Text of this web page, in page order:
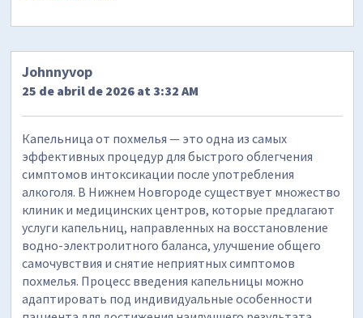
Johnnyvop
25 de abril de 2026 at 3:32 AM
Капельница от похмелья — это одна из самых
эффективных процедур для быстрого облегчения
симптомов интоксикации после употребления
алкоголя. В Нижнем Новгороде существует множество
клиник и медицинских центров, которые предлагают
услуги капельниц, направленных на восстановление
водно-электролитного баланса, улучшение общего
самочувствия и снятие неприятных симптомов
похмелья. Процесс введения капельницы можно
адаптировать под индивидуальные особенности